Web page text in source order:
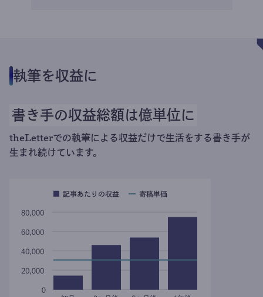
執筆を収益に
書き手の収益総額は億単位に
theLetterでの執筆による収益だけで生活をする書き手が
生まれ続けています。